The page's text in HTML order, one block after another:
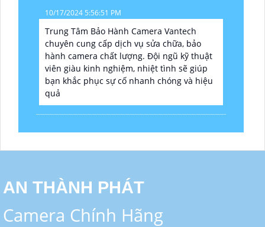
10/17/2024 5:56:51 PM
Trung Tâm Bảo Hành Camera Vantech
chuyên cung cấp dịch vụ sửa chữa, bảo
hành camera chất lượng. Đội ngũ kỹ thuật
viên giàu kinh nghiệm, nhiệt tình sẽ giúp
bạn khắc phục sự cố nhanh chóng và hiệu
quả
AN THÀNH PHÁT
Camera Chính Hãng